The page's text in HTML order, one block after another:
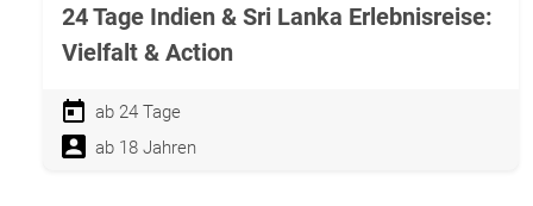
24 Tage Indien & Sri Lanka Erlebnisreise:
Vielfalt & Action
ab 24 Tage
ab 18 Jahren